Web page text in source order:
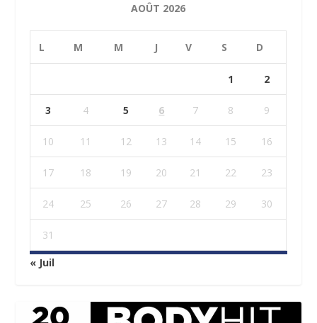
AOÛT 2026
L M M J V S D
1 2
3 4 5 6 7 8 9
10 11 12 13 14 15 16
17 18 19 20 21 22 23
24 25 26 27 28 29 30
31
« Juil